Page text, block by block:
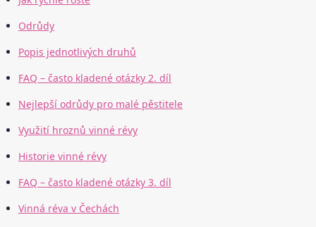
Odrůdy
Popis jednotlivých druhů
FAQ – často kladené otázky 2. díl
Nejlepší odrůdy pro malé pěstitele
Využití hroznů vinné révy
Historie vinné révy
FAQ – často kladené otázky 3. díl
Vinná réva v Čechách